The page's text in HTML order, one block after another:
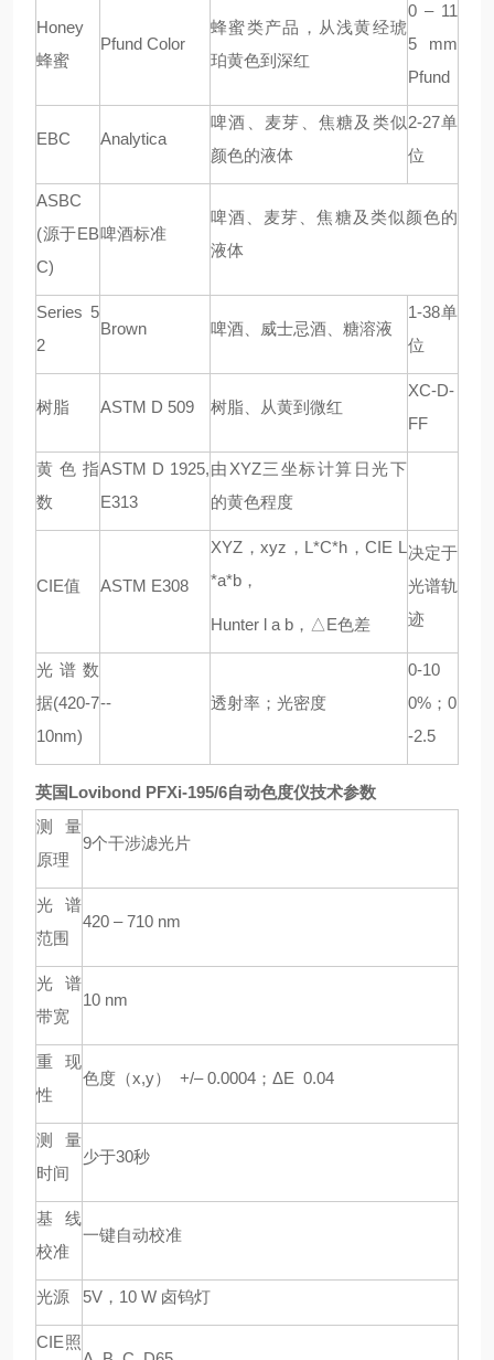
Honey
蜂蜜
Pfund Color
蜂蜜类产品，从浅黄经琥
珀黄色到深红
0 – 11
5 mm
Pfund
EBC Analytica
啤酒、麦芽、焦糖及类似
颜色的液体
2-27单
位
ASBC
(源于EB
C)
啤酒标准
啤酒、麦芽、焦糖及类似颜色的
液体
Series 5
2
Brown 啤酒、威士忌酒、糖溶液
1-38单
位
树脂 ASTM D 509 树脂、从黄到微红
XC-D-
FF
黄色指
数
ASTM D 1925,
E313
由 XYZ三坐标计算日光下
的黄色程度
CIE值 ASTM E308
XYZ ，xyz ， L*C*h ，CIE L
*a*b ，
Hunter l a b ，△E色差
决定于
光谱轨
迹
光谱数
据(420-7
10nm)
-- 透射率；光密度
0-10
0% ； 0
-2.5
英国Lovibond PFXi-195/6自动色度仪技术参数
测量
原理
9个干涉滤光片
光谱
范围
420 – 710 nm
光谱
带宽
10 nm
重现
性
色度（x,y） +/– 0.0004 ； ΔE 0.04
测量
时间
少于30秒
基线
校准
一键自动校准
光源 5V ， 10 W 卤钨灯
CIE照